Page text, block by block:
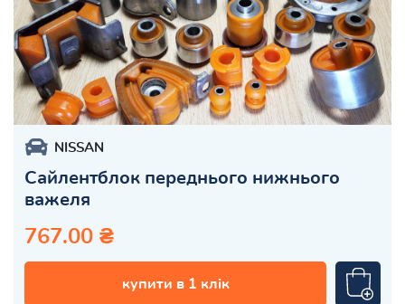
NISSAN
Сайлентблок переднього нижнього
важеля
767.00 ₴
купити в 1 клік